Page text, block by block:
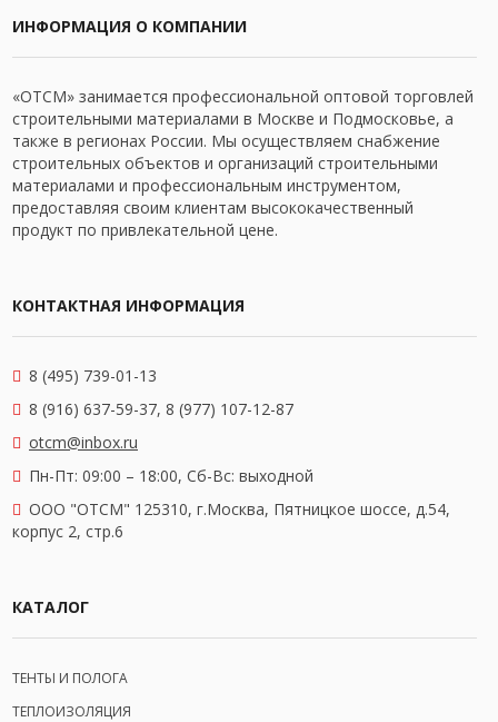
ИНФОРМАЦИЯ О КОМПАНИИ
«ОТСМ» занимается профессиональной оптовой торговлей
строительными материалами в Москве и Подмосковье, а
также в регионах России. Мы осуществляем снабжение
строительных объектов и организаций строительными
материалами и профессиональным инструментом,
предоставляя своим клиентам высококачественный
продукт по привлекательной цене.
КОНТАКТНАЯ ИНФОРМАЦИЯ
8 (495) 739-01-13
8 (916) 637-59-37, 8 (977) 107-12-87
otcm@inbox.ru
Пн-Пт: 09:00 – 18:00, Сб-Вс: выходной
OOO "ОТСМ" 125310, г.Москва, Пятницкое шоссе, д.54,
корпус 2, стр.6
КАТАЛОГ
ТЕНТЫ И ПОЛОГА
ТЕПЛОИЗОЛЯЦИЯ